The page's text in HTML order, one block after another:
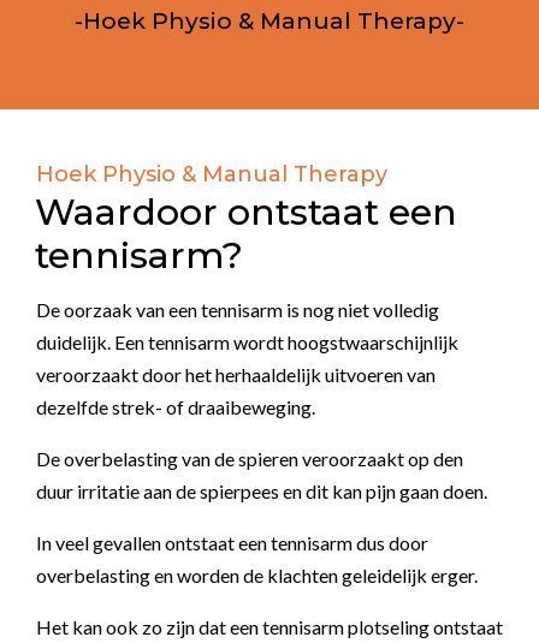
-Hoek Physio & Manual Therapy-
Hoek Physio & Manual Therapy
Waardoor ontstaat een
tennisarm?
De oorzaak van een tennisarm is nog niet volledig
duidelijk. Een tennisarm wordt hoogstwaarschijnlijk
veroorzaakt door het herhaaldelijk uitvoeren van
dezelfde strek- of draaibeweging.
De overbelasting van de spieren veroorzaakt op den
duur irritatie aan de spierpees en dit kan pijn gaan doen.
In veel gevallen ontstaat een tennisarm dus door
overbelasting en worden de klachten geleidelijk erger.
Het kan ook zo zijn dat een tennisarm plotseling ontstaat